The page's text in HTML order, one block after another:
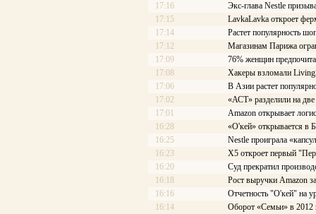
17:16
Экс-глава Nestle
17:15
LavkaLavka откроет
17:14
Растет популярность
17:12
Магазинам Парижа
17:09
76% женщин
17:08
Хакеры взломали
17:06
В Азии растет
17:02
«АСТ» разделили на две
17:01
Amazon открывает
16:28
«О'кей» открывается в
16:25
Nestle проиграла
16:23
X5 откроет первый
16:20
Суд прекратил
16:18
Рост выручки Amazon
16:16
Отчетность "O'кей" на
16:14
Оборот «Семьи» в 2012